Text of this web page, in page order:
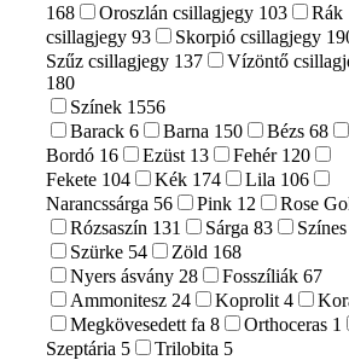
168
Oroszlán csillagjegy 103
Rák
csillagjegy 93 Skorpió csillagjegy
Szűz csillagjegy 137
Vízöntő
180
Színek 1556
Barack 6 Barna 150 Bézs 68
Bordó 16 Ezüst 13 Fehér 120
Fekete 104 Kék 174 Lila 106
Narancssárga 56 Pink 12 Rose
Rózsaszín 131 Sárga 83 Színes
Szürke 54 Zöld 168
Nyers ásvány 28 Fosszíliák 67
Ammonitesz 24 Koprolit 4
Megkövesedett fa 8 Orthoceras 1
Szeptária 5 Trilobita 5